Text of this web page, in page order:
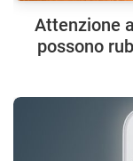
Attenzione
possono